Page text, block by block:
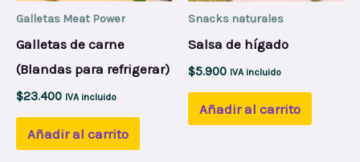
Galletas Meat Power
Galletas de carne
(Blandas para refrigerar)
$23.400 IVA incluido
Añadir al carrito
Snacks naturales
Salsa de hígado
$5.900 IVA incluido
Añadir al carrito